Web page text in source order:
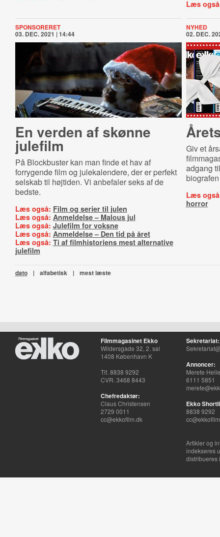
Læs
SPONSORERET
03. DEC. 2021 | 14:44
En verden af skønne
julefilm
På Blockbuster kan man finde et hav af
forrygende film og julekalendere, der er perfekt
selskab til højtiden. Vi anbefaler seks af de
bedste.
Læs også: Film og serier til julen
Læs også: Anmeldelse – Malous jul
Læs også: Julefilm for voksne
Læs også: Anmeldelse – Den tid på året
Læs også: Ti af filmhistoriens mest alternative
julefilm
NYHED
02. DEC.
Giv et
adgang
Læs
horror
dato | alfabetisk | mest læste
Filmmagasinet Ekko
Wildersgade 32, 2. sal
1408 København K
Tlf. 8838 9292
CVR. 3468 8443
Chefredaktør:
Claus Christensen
2729 0011
cc@ekkofilm.dk
Sekretariat:
Annoncer:
Merete
6111 5851
Ekko
8838 9292
Artikler og
indekseres
distribueres